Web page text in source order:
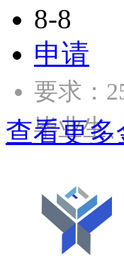
8-8
申请
要求：
毕业生
查看更